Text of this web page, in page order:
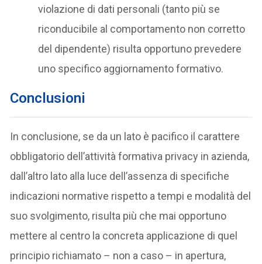
violazione di dati personali (tanto più se
riconducibile al comportamento non corretto
del dipendente) risulta opportuno prevedere
uno specifico aggiornamento formativo.
Conclusioni
In conclusione, se da un lato è pacifico il carattere
obbligatorio dell’attività formativa privacy in azienda,
dall’altro lato alla luce dell’assenza di specifiche
indicazioni normative rispetto a tempi e modalità del
suo svolgimento, risulta più che mai opportuno
mettere al centro la concreta applicazione di quel
principio richiamato – non a caso – in apertura,